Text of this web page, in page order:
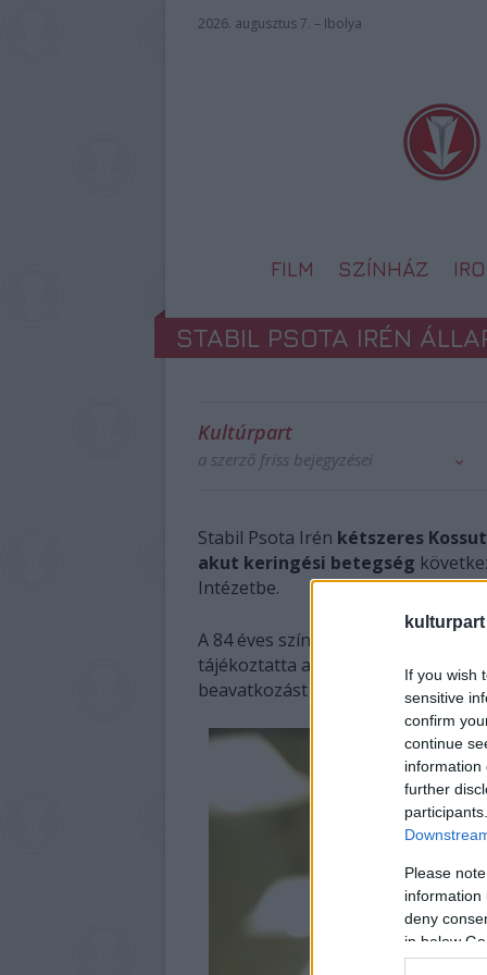
kulturpart
If you wish
sensitive
confirm
continue
information
further
Please
information
deny
in below
2026. augusztus 7. – Ibolya
FILM SZÍNHÁZ
STABIL PSOTA IRÉN
Kultúrpart
a szerző friss bejegyzései
Stabil Psota Irén kétszeres
akut keringési betegség
Intézetbe.
A 84 éves színésznő állapotáról a
tájékoztatta az MTI-t. A
beavatkozást követően